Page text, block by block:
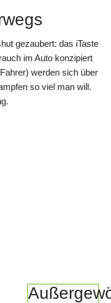
gezaubert: das iTaste
im Auto konzipiert
werden sich über
so viel man will.